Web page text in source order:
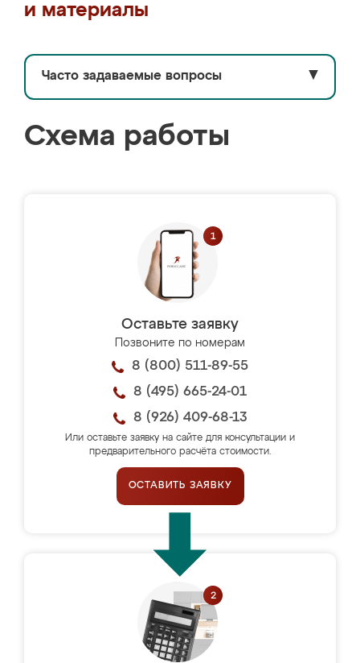
и материалы
Часто задаваемые вопросы ▼
Схема работы
Оставьте заявку
Позвоните по номерам
8 (800) 511-89-55
8 (495) 665-24-01
8 (926) 409-68-13
Или оставьте заявку на сайте для консультации и
предварительного расчёта стоимости.
ОСТАВИТЬ ЗАЯВКУ